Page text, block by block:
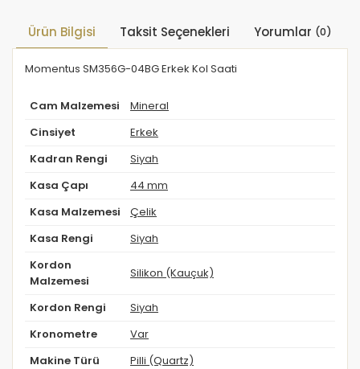
Ürün Bilgisi Taksit Seçenekleri Yorumlar (0)
Momentus SM356G-04BG Erkek Kol Saati
Cam Malzemesi Mineral
Cinsiyet Erkek
Kadran Rengi Siyah
Kasa Çapı 44 mm
Kasa Malzemesi Çelik
Kasa Rengi Siyah
Kordon
Malzemesi
Silikon (Kauçuk)
Kordon Rengi Siyah
Kronometre Var
Makine Türü Pilli (Quartz)